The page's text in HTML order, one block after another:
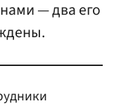
— два его